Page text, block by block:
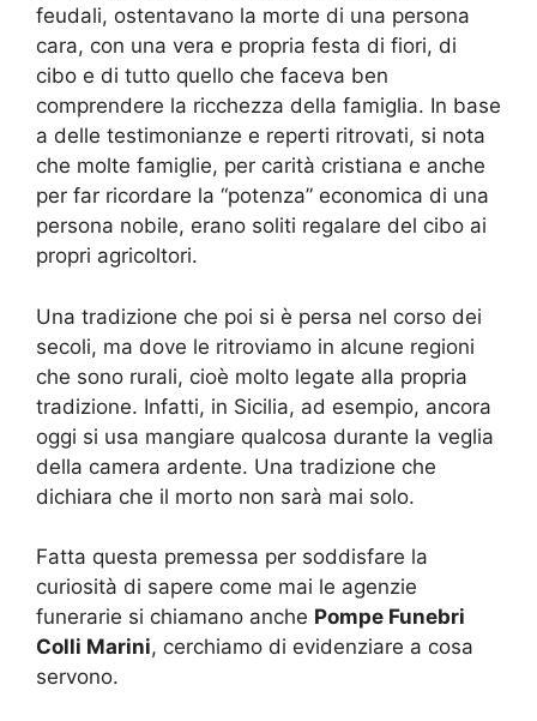
feudali, ostentavano la morte di una persona
cara, con una vera e propria festa di fiori, di
cibo e di tutto quello che faceva ben
comprendere la ricchezza della famiglia. In base
a delle testimonianze e reperti ritrovati, si nota
che molte famiglie, per carità cristiana e anche
per far ricordare la “potenza” economica di una
persona nobile, erano soliti regalare del cibo ai
propri agricoltori.
Una tradizione che poi si è persa nel corso dei
secoli, ma dove le ritroviamo in alcune regioni
che sono rurali, cioè molto legate alla propria
tradizione. Infatti, in Sicilia, ad esempio, ancora
oggi si usa mangiare qualcosa durante la veglia
della camera ardente. Una tradizione che
dichiara che il morto non sarà mai solo.
Fatta questa premessa per soddisfare la
curiosità di sapere come mai le agenzie
funerarie si chiamano anche Pompe Funebri
Colli Marini, cerchiamo di evidenziare a cosa
servono.